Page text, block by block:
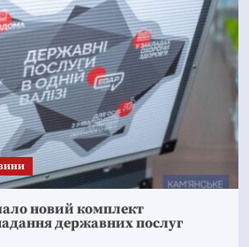
новий комплект
державних послуг